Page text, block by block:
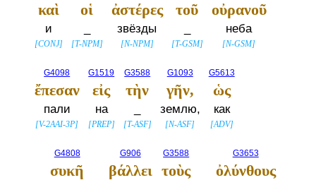
καὶ
и
[CONJ]
οἱ
[T-NPM]
ἀστέρες
звёзды
[N-NPM]
τοῦ
[T-GSM]
οὐρανοῦ
неба
[N-GSM]
G4098
ἔπεσαν
пали
[V-2AAI-3P]
G1519
εἰς
на
[PREP]
G3588
τὴν
[T-ASF]
G1093
γῆν,
землю,
[N-ASF]
G5613
ὡς
как
[ADV]
G4808
συκῆ
G906
βάλλει
G3588
τοὺς
G3653
ὀλύνθους